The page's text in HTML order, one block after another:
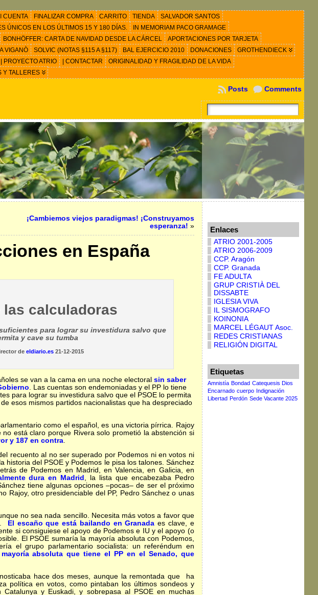
CUENTA FINALIZAR COMPRA CARRITO TIENDA
SALVADOR SANTOS
ÚNICOS EN LOS ÚLTIMOS 15 Y 180 DÍAS.
IN MEMORIAM PACO GRAMAGE
BONHÖFFER: CARTA DE NAVIDAD DESDE LA CÁRCEL
APORTACIONES POR TARJETA
VIGANÒ SOLVIC (NOTAS §115 A §117) BAL EJERCICIO 2010 DONACIONES
GROTHENDIECK
| PROYECTO ATRIO | CONTACTAR
ORIGINALIDAD Y FRAGILIDAD DE LA VIDA
Y TALLERES
Comments
Posts
¡Cambiemos viejos paradigmas! ¡Construyamos
esperanza! »
en España
las calculadoras
para lograr su investidura salvo que
y cave su tumba
de eldiario.es21-12-2015
se van a la cama en una noche electoralsin saber
. Las cuentas son endemoniadas y el PP lo tiene
para lograr su investidura salvo que el PSOE lo permita
esos mismos partidos nacionalistas que ha despreciado
como el español, es una victoria pírrica. Rajoy
está claro porque Rivera solo prometió la abstención si
y 187 en contra.
recuento al no ser superado por Podemos ni en votos ni
del PSOE y Podemos le pisa los talones. Sánchez
de Podemos en Madrid, en Valencia, en Galicia, en
dura en Madrid , la lista que encabezaba Pedro
tiene algunas opciones –pocas– de ser el próximo
Rajoy, otro presidenciable del PP, Pedro Sánchez o unas
no sea nada sencillo. Necesita más votos a favor que
El escaño que está bailando en Granada es clave, e
si consiguiese el apoyo de Podemos e IU y el apoyo (o
El PSOE sumaría la mayoría absoluta con Podemos,
el grupo parlamentario socialista: un referéndum en
mayoría absoluta que tiene el PP en el Senado, que
hace dos meses, aunque la remontada que ha
política en votos, como pintaban los últimos sondeos y
y Euskadi, y sobrepasa al PSOE en muchas
Enlaces
ATRIO 2001-2005
ATRIO 2006-2009
CCP. Aragón
CCP. Granada
FE ADULTA
GRUP CRISTIÀ DEL
DISSABTE
IGLESIA VIVA
IL SISMOGRAFO
KOINONIA
MARCEL LÉGAUT Asoc.
REDES CRISTIANAS
RELIGIÓN DIGITAL
Etiquetas
Amnistía Bondad Catequesis Dios
Encarnado cuerpo Indignación
Libertad Perdón Sede Vacante 2025